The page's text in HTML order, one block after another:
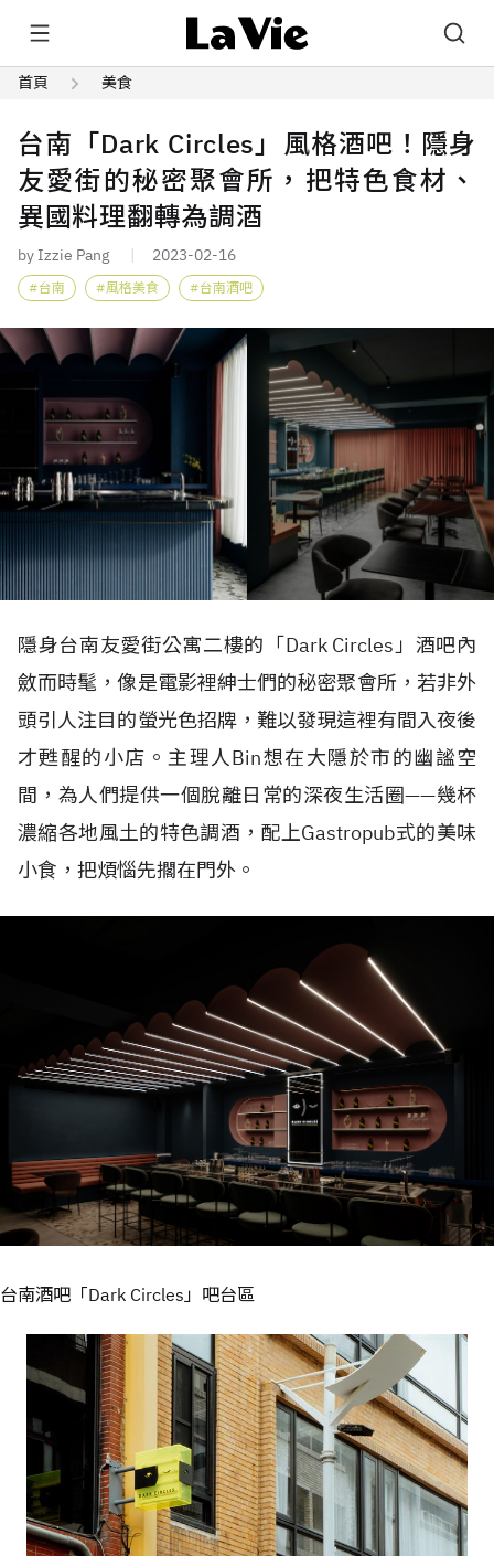
首頁 美食
台南「Dark Circles」風格酒吧！隱身
友愛街的秘密聚會所，把特色食材、
異國料理翻轉為調酒
by Izzie Pang 2023-02-16
台南 風格美食 台南酒吧
隱身台南友愛街公寓二樓的「Dark Circles」酒吧內
斂而時髦，像是電影裡紳士們的秘密聚會所，若非外
頭引人注目的螢光色招牌，難以發現這裡有間入夜後
才甦醒的小店。主理人Bin想在大隱於市的幽謐空
間，為人們提供一個脫離日常的深夜生活圈——幾杯
濃縮各地風土的特色調酒，配上Gastropub式的美味
小食，把煩惱先擱在門外。
台南酒吧「Dark Circles」吧台區